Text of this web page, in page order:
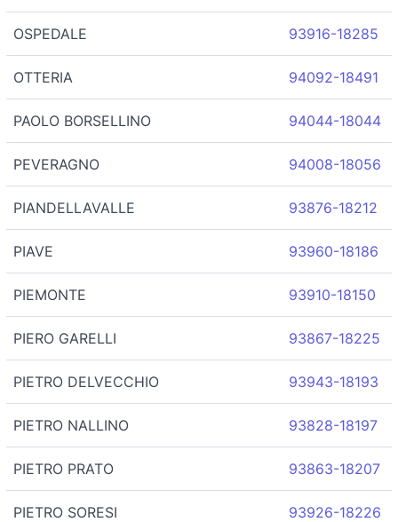
OSPEDALE 93916-18285
OTTERIA 94092-18491
PAOLO BORSELLINO 94044-18044
PEVERAGNO 94008-18056
PIANDELLAVALLE 93876-18212
PIAVE 93960-18186
PIEMONTE 93910-18150
PIERO GARELLI 93867-18225
PIETRO DELVECCHIO 93943-18193
PIETRO NALLINO 93828-18197
PIETRO PRATO 93863-18207
PIETRO SORESI 93926-18226